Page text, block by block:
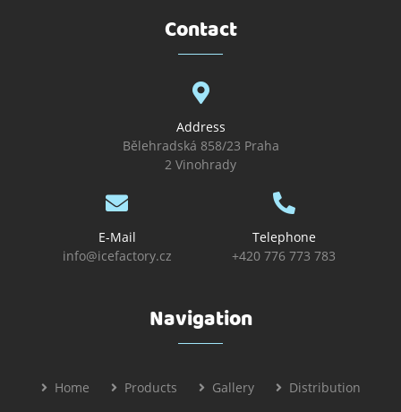
Contact
Address
Bělehradská 858/23 Praha
2 Vinohrady
E-Mail
info@icefactory.cz
Telephone
+420 776 773 783
Navigation
Home Products Gallery Distribution